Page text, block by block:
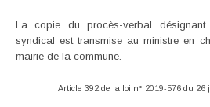
La copie du procès-verbal
syndical est transmise au ministre en
mairie de la commune.
Article 392 de la loi n° 2019-576 du